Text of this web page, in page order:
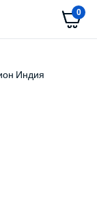
0
Индия